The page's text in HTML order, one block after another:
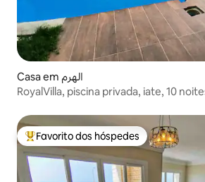
Casa em الهرم
RoyalVilla, piscina privada, iate, 10
Favoritos dos hóspedes mais
Favorito dos hóspedes